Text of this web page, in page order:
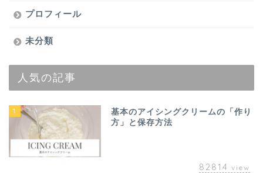
プロフィール
未分類
人気の記事
1
基本のアイシングクリームの「作り
方」と保存方法
82814 view